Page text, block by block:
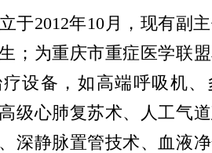
于2012年10月，现有副
；为重庆市重症医学联
设备，如高端呼吸机
级心肺复苏术、人工气
深静脉置管技术、血液